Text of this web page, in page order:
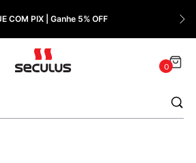
COM PIX | Ganhe 5% OFF
0